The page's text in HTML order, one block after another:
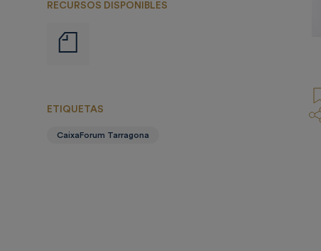
RECURSOS DISPONIBLES
de
ETIQUETAS
CaixaForum Tarragona